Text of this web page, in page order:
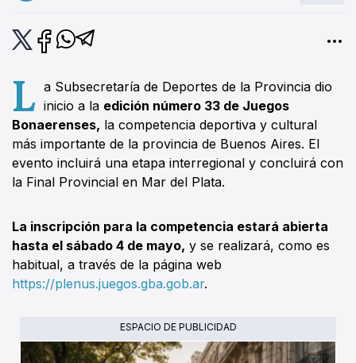
L a Subsecretaría de Deportes de la Provincia dio
inicio a la edición número 33 de Juegos
Bonaerenses, la competencia deportiva y cultural
más importante de la provincia de Buenos Aires. El
evento incluirá una etapa interregional y concluirá con
la Final Provincial en Mar del Plata.
La inscripción para la competencia estará abierta
hasta el sábado 4 de mayo, y se realizará, como es
habitual, a través de la página web
https://plenus.juegos.gba.gob.ar.
ESPACIO DE PUBLICIDAD